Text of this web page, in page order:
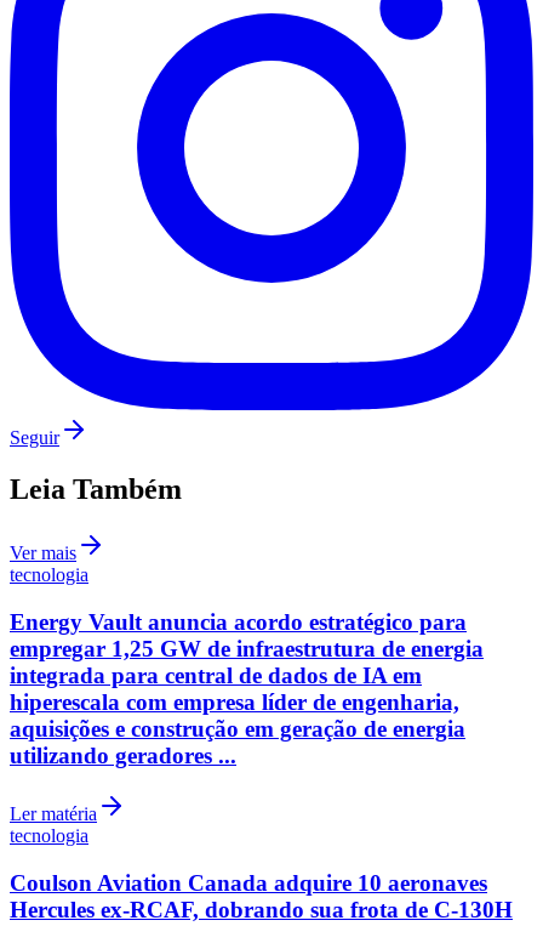
Fortaleza
Seguir
Leia Também
Ver mais
tecnologia
Energy Vault anuncia acordo estratégico para
empregar 1,25 GW de infraestrutura de energia
integrada para central de dados de IA em
hiperescala com empresa líder de engenharia,
aquisições e construção em geração de energia
utilizando geradores ...
Ler matéria
tecnologia
Coulson Aviation Canada adquire 10 aeronaves
Hercules ex-RCAF, dobrando sua frota de C-130H